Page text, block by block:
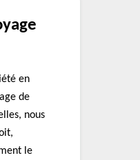
en
de
nous
le